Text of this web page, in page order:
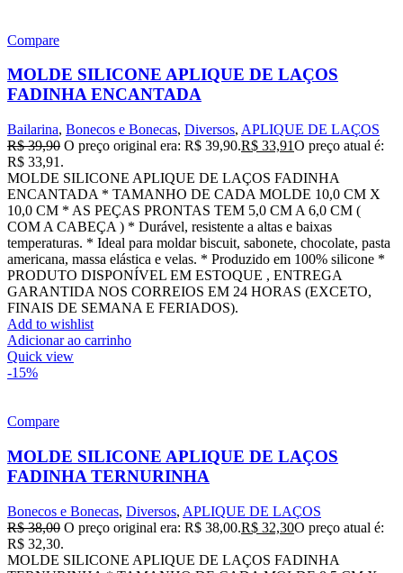
Compare
MOLDE SILICONE APLIQUE DE LAÇOS
FADINHA ENCANTADA
Bailarina, Bonecos e Bonecas, Diversos, APLIQUE DE LAÇOS
R$39,90 O preço original era: R$ 39,90.R$ 33,91O preço atual é:
R$ 33,91.
MOLDE SILICONE APLIQUE DE LAÇOS FADINHA
ENCANTADA * TAMANHO DE CADA MOLDE 10,0 CM X
10,0 CM * AS PEÇAS PRONTAS TEM 5,0 CM A 6,0 CM (
COM A CABEÇA ) * Durável, resistente a altas e baixas
temperaturas. * Ideal para moldar biscuit, sabonete, chocolate, pasta
americana, massa elástica e velas. * Produzido em 100% silicone *
PRODUTO DISPONÍVEL EM ESTOQUE , ENTREGA
GARANTIDA NOS CORREIOS EM 24 HORAS (EXCETO,
FINAIS DE SEMANA E FERIADOS).
Add to wishlist
Adicionar ao carrinho
Quick view
-15%
Compare
MOLDE SILICONE APLIQUE DE LAÇOS
FADINHA TERNURINHA
Bonecos e Bonecas, Diversos, APLIQUE DE LAÇOS
R$38,00 O preço original era: R$ 38,00.R$ 32,30O preço atual é:
R$ 32,30.
MOLDE SILICONE APLIQUE DE LAÇOS FADINHA